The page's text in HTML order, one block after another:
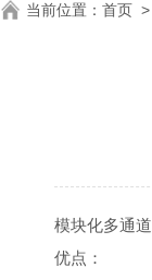
当前位置： 首页 >
模块化多通道
优点：